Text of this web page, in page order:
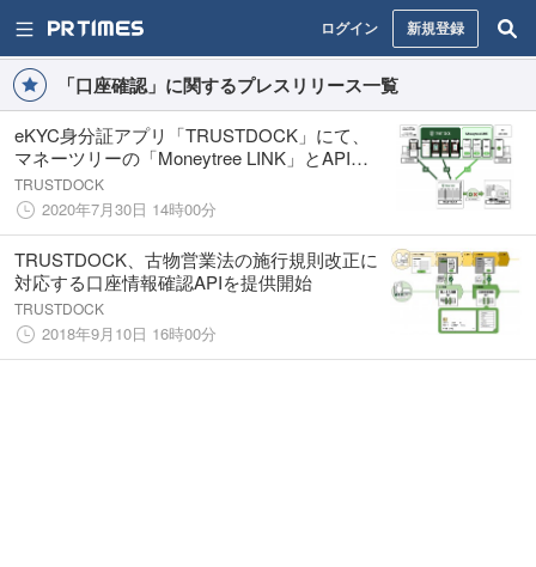
ログイン 新規登録
「口座確認」に関するプレスリリース一覧
eKYC身分証アプリ「TRUSTDOCK」にて、
マネーツリーの「Moneytree LINK」とAPI連
携による、口座確認サービスの開発検討を開
始。様々な事業者の口座確認業務の効率化を
支援
TRUSTDOCK
2020年7月30日 14時00分
TRUSTDOCK、古物営業法の施行規則改正に
対応する口座情報確認APIを提供開始
TRUSTDOCK
2018年9月10日 16時00分